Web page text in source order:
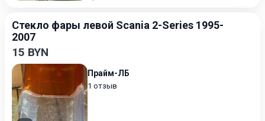
Стекло фары левой Scania 2-Series 1995-
2007
15 BYN
Прайм-ЛБ
1 отзыв